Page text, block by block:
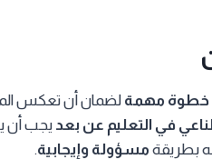
خطوة مهمة لضمان أن تعكس
في التعليم عن بعد يجب أن
بطريقة مسؤولة وإيجابية.